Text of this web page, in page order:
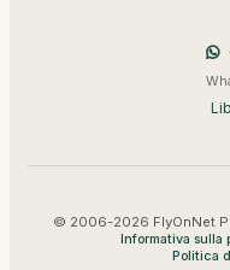
© 2006-2026 FlyOnNet
Informativa sulla
Politica